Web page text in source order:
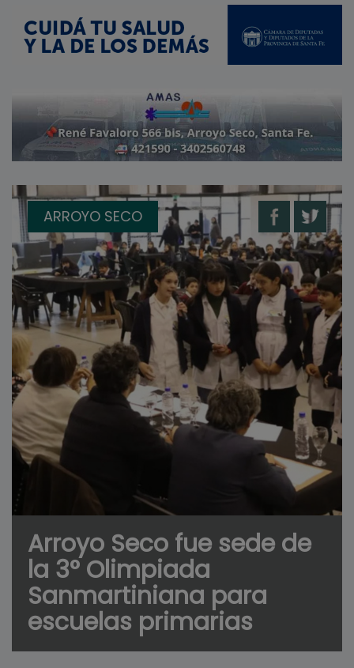
ARROYO SECO
Arroyo Seco fue sede de
la 3° Olimpiada
Sanmartiniana para
escuelas primarias